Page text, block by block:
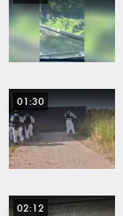
01:30
02:12